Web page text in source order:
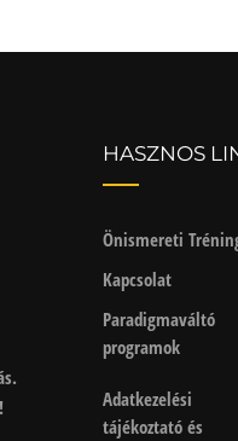
HASZNOS
Önismereti
Kapcsolat
Paradigmaváltó
programok
Adatkezelési
tájékoztató és